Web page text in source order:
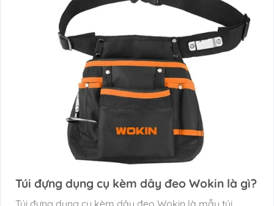
Túi đựng dụng cụ kèm dây đeo Wokin là gì?